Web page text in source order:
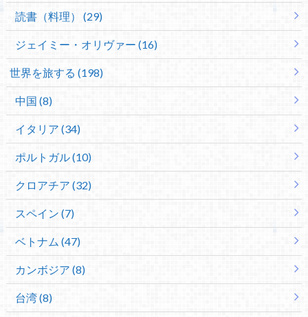
読書（料理） (29)
ジェイミー・オリヴァー (16)
世界を旅する (198)
中国 (8)
イタリア (34)
ポルトガル (10)
クロアチア (32)
スペイン (7)
ベトナム (47)
カンボジア (8)
台湾 (8)